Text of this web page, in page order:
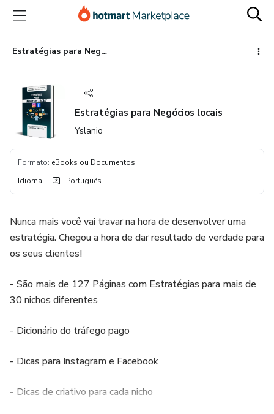
para
conteúdo
principal
para
pagamento
para
rodapé
Estratégias para Negócios locais
Estratégias para Negócios locais
Yslanio
Formato: eBooks ou Documentos
Idioma: Português
Nunca mais você vai travar na hora de desenvolver uma
estratégia. Chegou a hora de dar resultado de verdade para
os seus clientes!
- São mais de 127 Páginas com Estratégias para mais de
30 nichos diferentes
- Dicionário do tráfego pago
- Dicas para Instagram e Facebook
- Dicas de criativo para cada nicho